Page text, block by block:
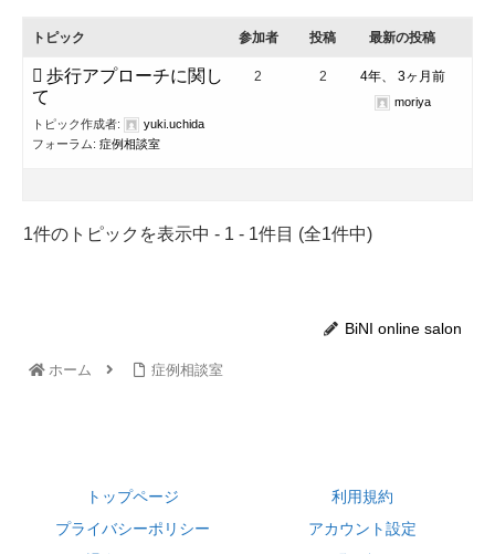
トピック 参加者 投稿 最新の投稿
歩行アプローチに関し
て
トピック作成者:
yuki.uchida
フォーラム: 症例相談室
2 2 4年、 3ヶ月前
moriya
1件のトピックを表示中 - 1 - 1件目 (全1件中)
BiNI online salon
ホーム 症例相談室
トップページ
利用規約
プライバシーポリシー
アカウント設定